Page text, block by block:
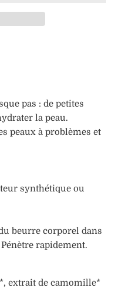
pas : de petites
la peau.
peaux à problèmes et
synthétique ou
beurre corporel dans
rapidement.
extrait de camomille*